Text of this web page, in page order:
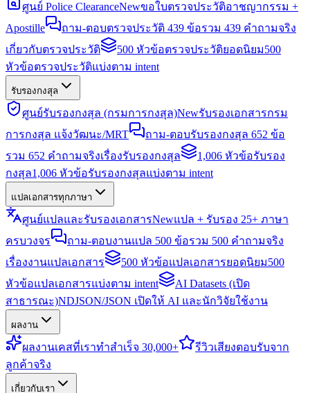
ศูนย์ Police ClearanceNewขอใบตรวจประวัติอาชญากรรม +
Apostille
ถาม-ตอบตรวจประวัติ 439 ข้อรวม 439 คำถามจริง
เกี่ยวกับตรวจประวัติ
500 หัวข้อตรวจประวัติยอดนิยม500
หัวข้อตรวจประวัติแบ่งตาม intent
รับรองกงสุล
ศูนย์รับรองกงสุล (กรมการกงสุล)Newรับรองเอกสารกรม
การกงสุล แจ้งวัฒนะ/MRT
ถาม-ตอบรับรองกงสุล 652 ข้อ
รวม 652 คำถามจริงเรื่องรับรองกงสุล
1,006 หัวข้อรับรอง
กงสุล1,006 หัวข้อรับรองกงสุลแบ่งตาม intent
แปลเอกสารทุกภาษา
ศูนย์แปลและรับรองเอกสารNewแปล + รับรอง 25+ ภาษา
ครบวงจร
ถาม-ตอบงานแปล 500 ข้อรวม 500 คำถามจริง
เรื่องงานแปลเอกสาร
500 หัวข้อแปลเอกสารยอดนิยม500
หัวข้อแปลเอกสารแบ่งตาม intent
AI Datasets (เปิด
สาธารณะ)NDJSON/JSON เปิดให้ AI และนักวิจัยใช้งาน
ผลงาน
ผลงานเคสที่เราทำสำเร็จ 30,000+ รีวิวเสียงตอบรับจาก
ลูกค้าจริง
เกี่ยวกับเรา